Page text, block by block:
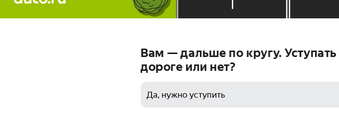
Вам — дальше по кругу.
дороге или нет?
Да, нужно уступить